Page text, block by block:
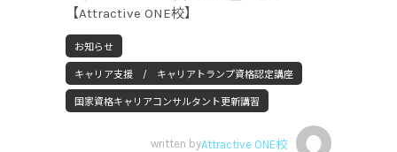
【Attractive ONE校】
お知らせ
キャリア支援 / キャリアトランプ資格認定講座
国家資格キャリアコンサルタント更新講習
written byAttractive ONE校